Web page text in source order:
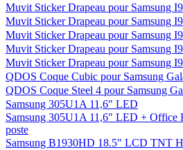
Muvit Sticker Drapeau pour Samsung
Muvit Sticker Drapeau pour Samsung
Muvit Sticker Drapeau pour Samsung
Muvit Sticker Drapeau pour Samsung
Muvit Sticker Drapeau pour Samsung
QDOS Coque Cubic pour Samsung
QDOS Coque Steel 4 pour Samsung
Samsung 305U1A 11,6" LED
Samsung 305U1A 11,6" LED + Office
poste
Samsung B1930HD 18.5" LCD TNT